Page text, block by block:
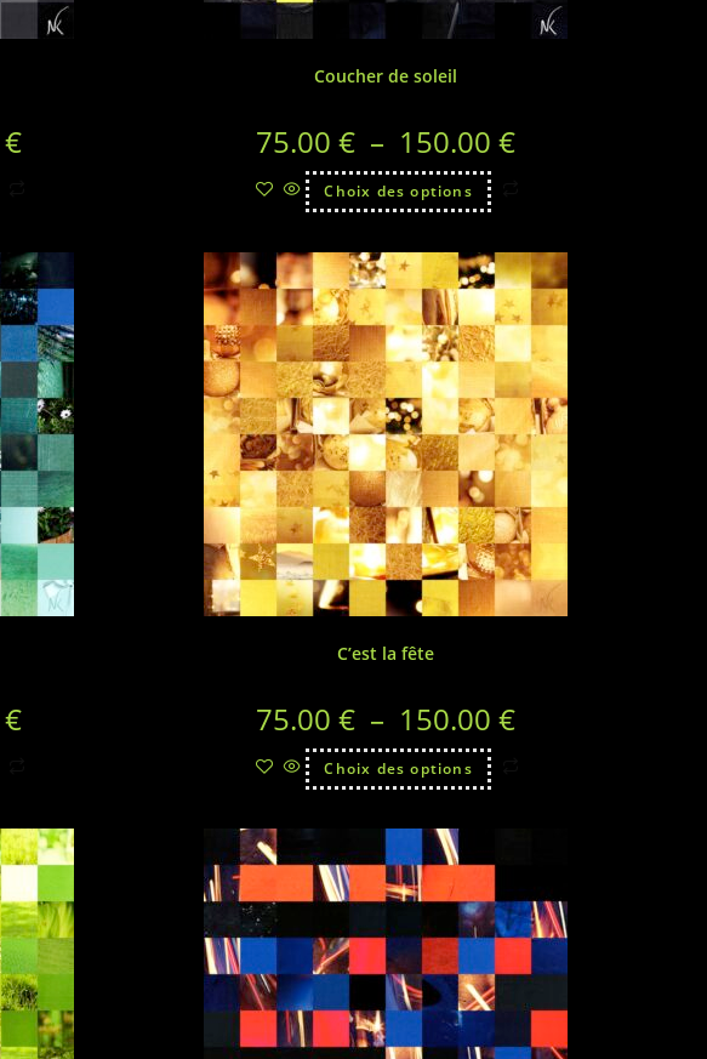
€
Coucher de soleil
75.00 € – 150.00 €
Choix des options
€
C’est la fête
75.00 € – 150.00 €
Choix des options